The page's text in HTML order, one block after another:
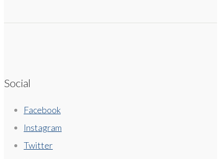
Social
Facebook
Instagram
Twitter